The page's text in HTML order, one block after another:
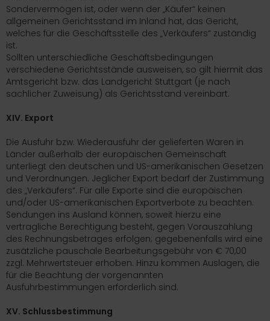
Sondervermögen ist, oder wenn der „Käufer“ keinen
allgemeinen Gerichtsstand im Inland hat, das Gericht,
welches für die Geschäftsstelle des „Verkäufers“ zuständig
ist.
Sollten unterschiedliche Geschäftsbedingungen
verschiedene Gerichtsstände ausweisen, so gilt hiermit das
Amtsgericht bzw. das Landgericht Stuttgart (je nach
sachlicher Zuweisung) als Gerichtsstand vereinbart.
XIV. Export
Die Ausfuhr bzw. Wiederausfuhr der gelieferten Waren in
Länder außerhalb der europäischen Gemeinschaft
unterliegt den deutschen und US-amerikanischen Gesetzen
und Verordnungen. Jeglicher Export bedarf der Zustimmung
des „Verkäufers“. Für alle Exporte sind die europäischen
und/oder US-amerikanischen Exportverbote zu beachten.
Sendungen ins Ausland können, soweit hierzu eine
vertragliche Berechtigung besteht, gegen Vorauszahlung
des Rechnungsbetrages erfolgen; gegebenenfalls wird eine
zusätzliche pauschale Bearbeitungsgebühr von € 70,00
zzgl. Mehrwertsteuer erhoben. Hinzu kommen Auslagen, die
für die Beachtung der vorgenannten
Ausfuhrbestimmungen erforderlich sind.
XV. Schlussbestimmung